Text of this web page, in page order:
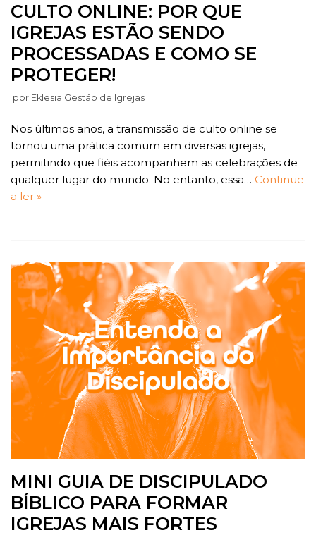
CULTO ONLINE: POR QUE
IGREJAS ESTÃO SENDO
PROCESSADAS E COMO SE
PROTEGER!
por Eklesia Gestão de Igrejas
Nos últimos anos, a transmissão de culto online se
tornou uma prática comum em diversas igrejas,
permitindo que fiéis acompanhem as celebrações de
qualquer lugar do mundo. No entanto, essa… Continue
a ler »
MINI GUIA DE DISCIPULADO
BÍBLICO PARA FORMAR
IGREJAS MAIS FORTES